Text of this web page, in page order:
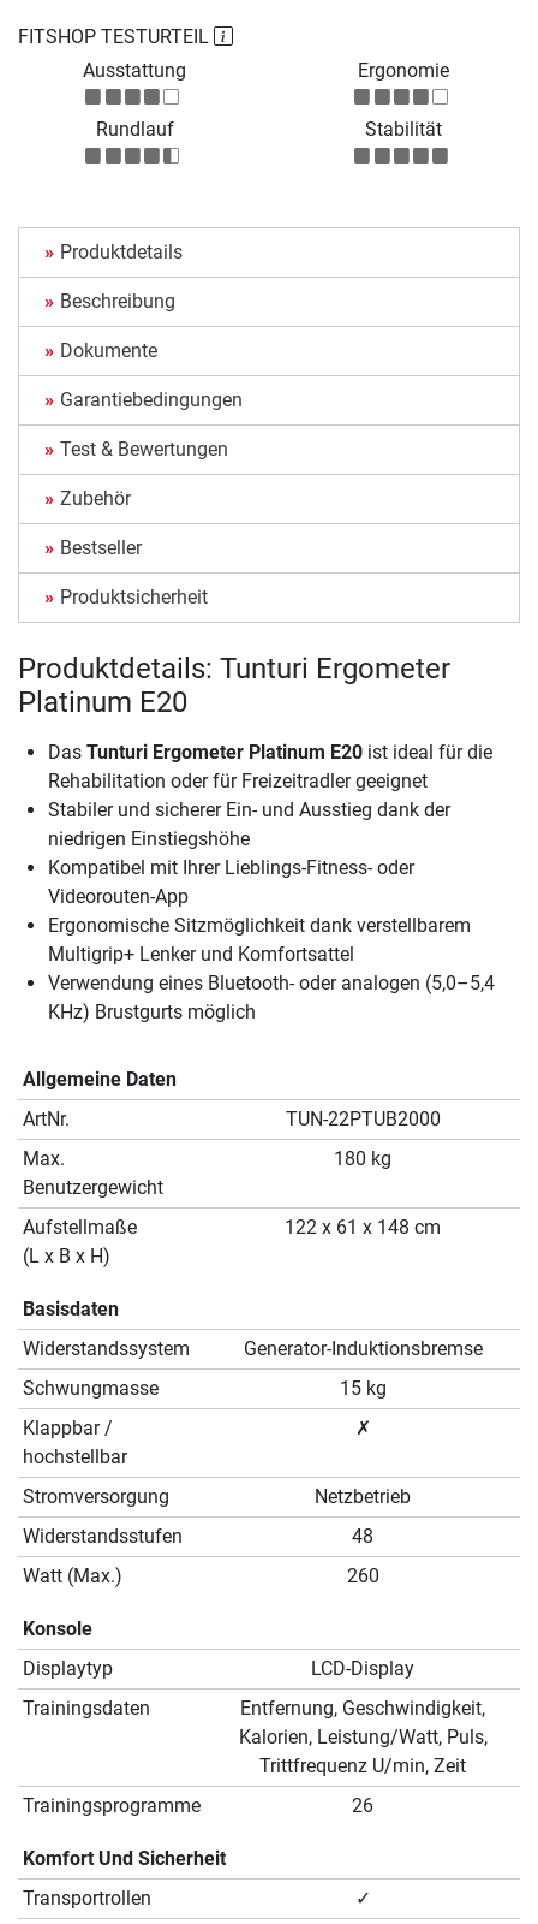
FITSHOP TESTURTEIL
Ausstattung
Ergonomie
Rundlauf Stabilität
Produktdetails
Beschreibung
Dokumente
Garantiebedingungen
Test & Bewertungen
Zubehör
Bestseller
Produktsicherheit
Produktdetails: Tunturi Ergometer
Platinum E20
Das Tunturi Ergometer Platinum E20 ist ideal für die
Rehabilitation oder für Freizeitradler geeignet
Stabiler und sicherer Ein- und Ausstieg dank der
niedrigen Einstiegshöhe
Kompatibel mit Ihrer Lieblings-Fitness- oder
Videorouten-App
Ergonomische Sitzmöglichkeit dank verstellbarem
Multigrip+ Lenker und Komfortsattel
Verwendung eines Bluetooth- oder analogen (5,0–5,4
KHz) Brustgurts möglich
Allgemeine Daten
ArtNr.
TUN-22PTUB2000
Max.
Benutzergewicht
180 kg
Aufstellmaße
(L x B x H)
122 x 61 x 148 cm
Basisdaten
Widerstandssystem
Generator-Induktionsbremse
Schwungmasse
15 kg
Klappbar /
hochstellbar
✗
Stromversorgung
Netzbetrieb
Widerstandsstufen
48
Watt (Max.)
260
Konsole
Displaytyp
LCD-Display
Trainingsdaten
Entfernung, Geschwindigkeit,
Kalorien, Leistung/Watt, Puls,
Trittfrequenz U/min, Zeit
Trainingsprogramme
26
Komfort Und Sicherheit
Transportrollen
✓